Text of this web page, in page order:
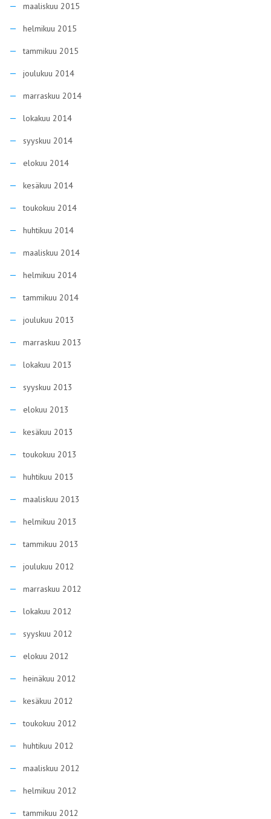
maaliskuu 2015
helmikuu 2015
tammikuu 2015
joulukuu 2014
marraskuu 2014
lokakuu 2014
syyskuu 2014
elokuu 2014
kesäkuu 2014
toukokuu 2014
huhtikuu 2014
maaliskuu 2014
helmikuu 2014
tammikuu 2014
joulukuu 2013
marraskuu 2013
lokakuu 2013
syyskuu 2013
elokuu 2013
kesäkuu 2013
toukokuu 2013
huhtikuu 2013
maaliskuu 2013
helmikuu 2013
tammikuu 2013
joulukuu 2012
marraskuu 2012
lokakuu 2012
syyskuu 2012
elokuu 2012
heinäkuu 2012
kesäkuu 2012
toukokuu 2012
huhtikuu 2012
maaliskuu 2012
helmikuu 2012
tammikuu 2012